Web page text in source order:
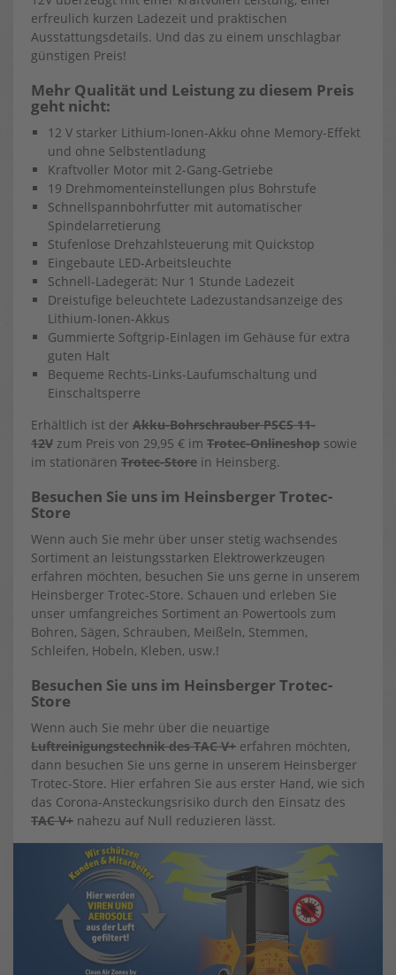
erfreulich kurzen Ladezeit und praktischen
Ausstattungsdetails. Und das zu einem unschlagbar
günstigen Preis!
Mehr Qualität und Leistung zu diesem Preis
geht nicht:
12 V starker Lithium-Ionen-Akku ohne Memory-Effekt
und ohne Selbstentladung
Kraftvoller Motor mit 2-Gang-Getriebe
19 Drehmomenteinstellungen plus Bohrstufe
Schnellspannbohrfutter mit automatischer
Spindelarretierung
Stufenlose Drehzahlsteuerung mit Quickstop
Eingebaute LED-Arbeitsleuchte
Schnell-Ladegerät: Nur 1 Stunde Ladezeit
Dreistufige beleuchtete Lade­zustandsanzeige des
Lithium-Ionen-Akkus
Gummierte Softgrip-Einlagen im Gehäuse für extra
guten Halt
Bequeme Rechts-Links-Laufumschaltung und
Einschaltsperre
Erhältlich ist der Akku-Bohrschrauber PSCS 11-
12V zum Preis von 29,95 € im Trotec-Onlineshop sowie
im stationären Trotec-Store in Heinsberg.
Besuchen Sie uns im Heinsberger Trotec-
Store
Wenn auch Sie mehr über unser stetig wachsendes
Sortiment an leistungsstarken Elektrowerkzeugen
erfahren möchten, besuchen Sie uns gerne in unserem
Heinsberger Trotec-Store. Schauen und erleben Sie
unser umfangreiches Sortiment an Powertools zum
Bohren, Sägen, Schrauben, Meißeln, Stemmen,
Schleifen, Hobeln, Kleben, usw.!
Besuchen Sie uns im Heinsberger Trotec-
Store
Wenn auch Sie mehr über die neuartige
Luftreinigungstechnik des TAC V+ erfahren möchten,
dann besuchen Sie uns gerne in unserem Heinsberger
Trotec-Store. Hier erfahren Sie aus erster Hand, wie sich
das Corona-Ansteckungsrisiko durch den Einsatz des
TAC V+ nahezu auf Null reduzieren lässt.